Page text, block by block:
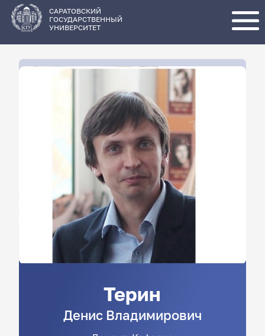
основному
содержанию
САРАТОВСКИЙ
ГОСУДАРСТВЕННЫЙ
УНИВЕРСИТЕТ
Терин
Денис Владимирович